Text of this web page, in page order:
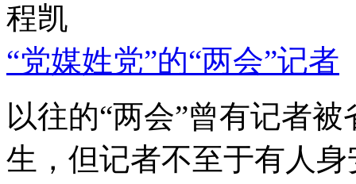
程凯
“党媒姓党”的“两会”记者
以往的“两会”曾有记者
生，但记者不至于有人